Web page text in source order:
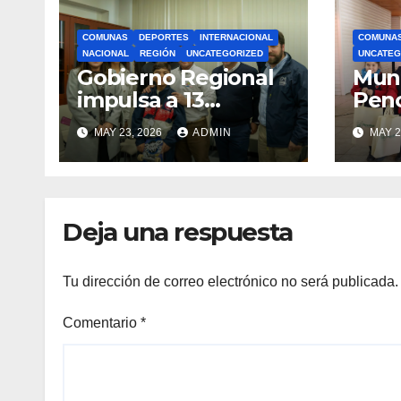
COMUNAS DEPORTES
INTERNACIONAL
NACIONAL
REGIÓN UNCATEGORIZED
Gobierno Regional
impulsa a 13
deportistas que
llevarán la bandera
maulina a
MAY 23, 2026 ADMIN MAY
Deja una respuesta
Tu dirección de correo electrónico no será publicada.
Comentario *